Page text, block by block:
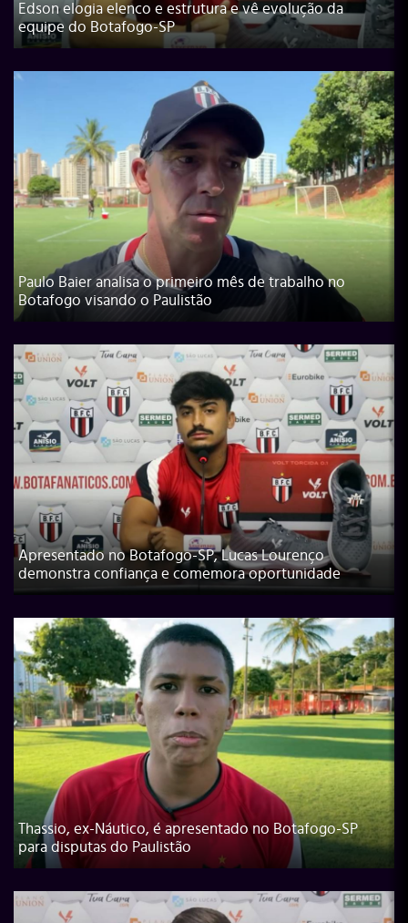
Edson elogia elenco e estrutura e vê evolução da
equipe do Botafogo-SP
Paulo Baier analisa o primeiro mês de trabalho no
Botafogo visando o Paulistão
Apresentado no Botafogo-SP, Lucas Lourenço
demonstra confiança e comemora oportunidade
Thassio, ex-Náutico, é apresentado no Botafogo-SP
para disputas do Paulistão